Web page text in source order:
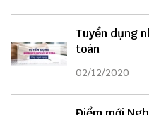
Tuyển dụng
toán
02/12/2020